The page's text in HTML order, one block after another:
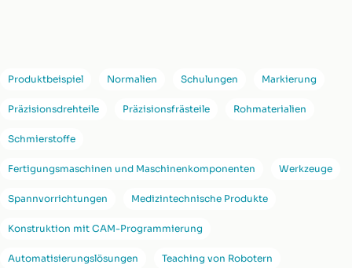
Produktbeispiel Normalien Schulungen Markierung
Präzisionsdrehteile Präzisionsfrästeile Rohmaterialien
Schmierstoffe
Fertigungsmaschinen und Maschinenkomponenten Werkzeuge
Spannvorrichtungen Medizintechnische Produkte
Konstruktion mit CAM-Programmierung
Automatisierungslösungen Teaching von Robotern